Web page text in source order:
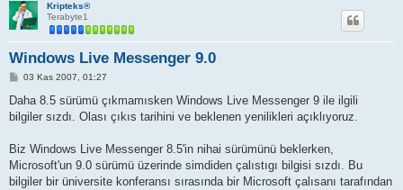
Kripteks®
Terabyte1
Windows Live Messenger 9.0
M
s
j
03 Kas 2007, 01:27
Daha 8.5 sürümü çıkmamısken Windows Live Messenger 9 ile ilgili
bilgiler sızdı. Olası çıkıs tarihini ve beklenen yenilikleri açıklıyoruz.
Biz Windows Live Messenger 8.5'in nihai sürümünü beklerken,
Microsoft'un 9.0 sürümü üzerinde simdiden çalıstıgı bilgisi sızdı. Bu
bilgiler bir üniversite konferansı sırasında bir Microsoft çalısanı tarafından